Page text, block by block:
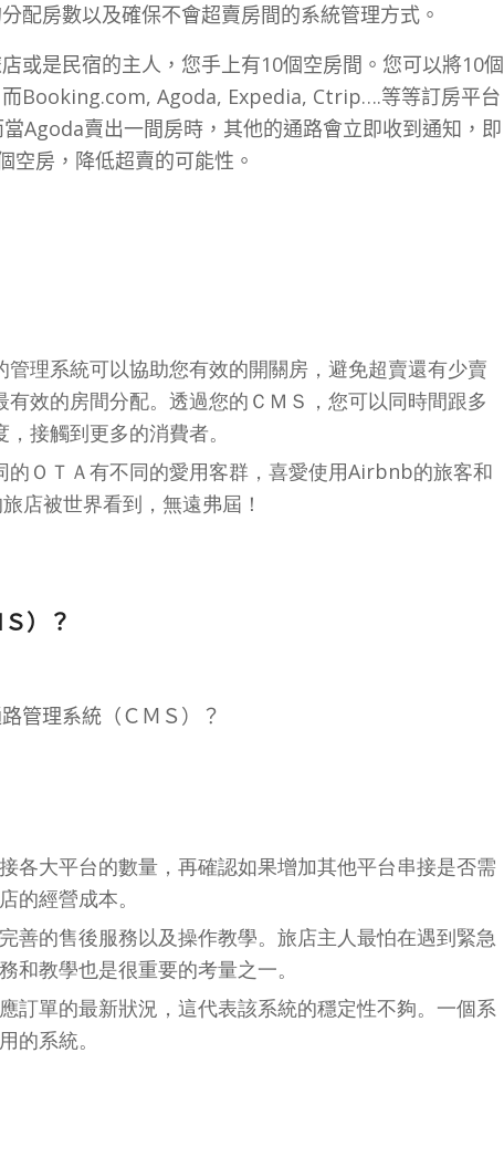
配房數以及確保不會超賣房間的系統管理方式。
或是民宿的主人，您手上有10個空房間。您可以將10個
Booking.com, Agoda, Expedia, Ctrip….等等訂房平台
Agoda賣出一間房時，其他的通路會立即收到通知，即
空房，降低超賣的可能性。
管理系統可以協助您有效的開關房，避免超賣還有少賣
效的房間分配。透過您的ＣＭＳ，您可以同時間跟多
接觸到更多的消費者。
的ＯＴＡ有不同的愛用客群，喜愛使用Airbnb的旅客和
店被世界看到，無遠弗屆！
）？
管理系統（ＣＭＳ）？
各大平台的數量，再確認如果增加其他平台串接是否需
的經營成本。
善的售後服務以及操作教學。旅店主人最怕在遇到緊急
教學也是很重要的考量之一。
訂單的最新狀況，這代表該系統的穩定性不夠。一個系
的系統。